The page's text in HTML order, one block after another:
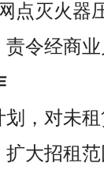
点灭火器
令经商
，对未
大招租范